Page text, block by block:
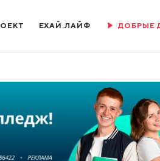
ЕХАЙ.ЛАЙФ ДОБРЫЕ